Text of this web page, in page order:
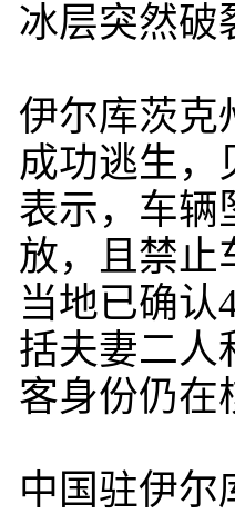
冰层突然破
伊尔库茨克
成功逃生，
表示，车辆
放，且禁止
当地已确认
括夫妻二人
客身份仍在
中国驻伊尔